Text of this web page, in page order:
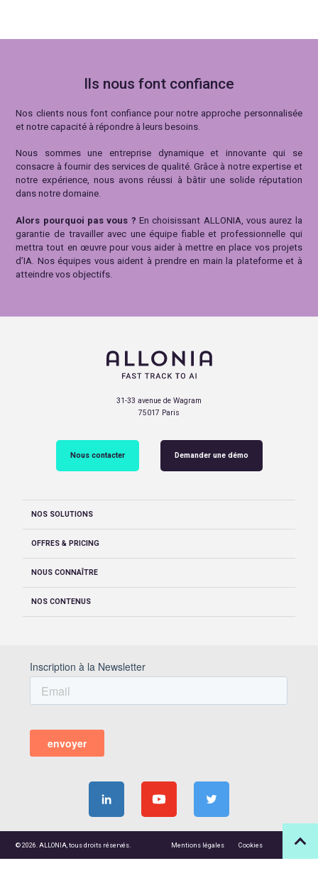
Ils nous font confiance
Nos clients nous font confiance pour notre approche personnalisée
et notre capacité à répondre à leurs besoins.
Nous sommes une entreprise dynamique et innovante qui se
consacre à fournir des services de qualité. Grâce à notre expertise et
notre expérience, nous avons réussi à bâtir une solide réputation
dans notre domaine.
Alors pourquoi pas vous ? En choisissant ALLONIA, vous aurez la
garantie de travailler avec une équipe fiable et professionnelle qui
mettra tout en œuvre pour vous aider à mettre en place vos projets
d’IA. Nos équipes vous aident à prendre en main la plateforme et à
atteindre vos objectifs.
31-33 avenue de Wagram
75017 Paris
Nous contacter Demander une démo
NOS SOLUTIONS
OFFRES & PRICING
NOUS CONNAÎTRE
NOS CONTENUS
© 2026. ALLONIA, tous droits réservés. Mentions légales Cookies